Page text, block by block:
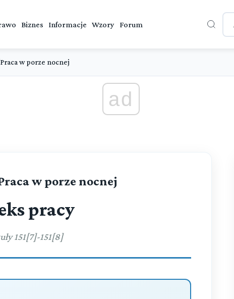
Biznes Informacje Wzory Forum
Praca w porze nocnej
ad
w porze nocnej
pracy
151[7]-151[8]